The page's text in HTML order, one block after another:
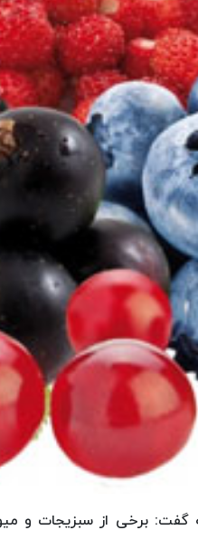
برخی از سبزیجات و